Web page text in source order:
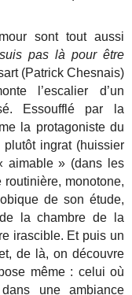
sont tout aussi
pas là pour être
(Patrick Chesnais)
l’escalier d’un
Essoufflé par la
la protagoniste du
ingrat (huissier
aimable » (dans les
routinière, monotone,
de son étude,
la chambre de la
irascible. Et puis un
de là, on découvre
même : celui où
une ambiance